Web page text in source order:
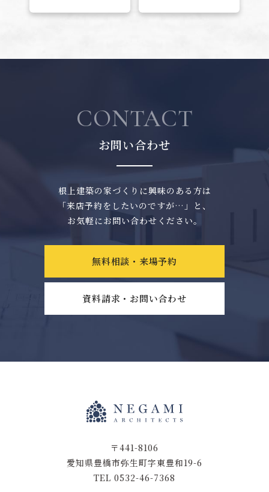
CONTACT
お問い合わせ
根上建築の家づくりに興味のある方は
「来店予約をしたいのですが…」と、
お気軽にお問い合わせください。
無料相談・来場予約
資料請求・お問い合わせ
〒441-8106
愛知県豊橋市弥生町字東豊和19-6
TEL 0532-46-7368